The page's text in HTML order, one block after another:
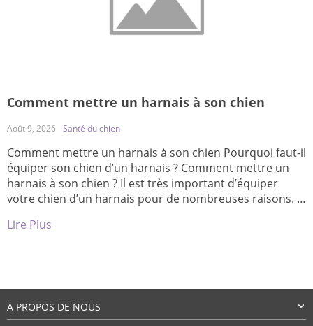
Comment mettre un harnais à son chien
Août 9, 2026 Santé du chien
Comment mettre un harnais à son chien Pourquoi faut-il
équiper son chien d’un harnais ? Comment mettre un
harnais à son chien ? Il est très important d’équiper
votre chien d’un harnais pour de nombreuses raisons. Si
chien, il pourrait glisser, ce qui va à l’encontre de […]
Lire Plus
A PROPOS DE NOUS